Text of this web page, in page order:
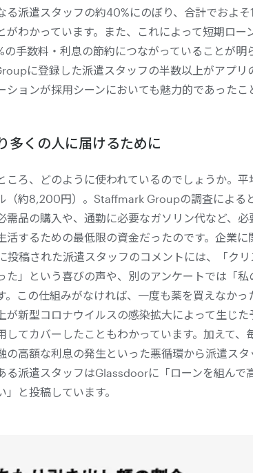
る派遣スタッフの約40%にのぼり、合計でおよ
がわかっています。また、これによって短期ロー
手数料・利息の節約につながっていることが明
に登録した派遣スタッフの半数以上がアプリ
ションが採用シーンにおいても魅力的であったこ
多くの人に届けるために
ころ、どのように使われているのでしょうか。
（約8,200円）。Staffmark Groupの調査による
需品の購入や、通勤に必要なガソリン代など、
活するための最低限の資金だったのです。企業
投稿された派遣スタッフのコメントには、「ク
た」という喜びの声や、別のアンケートでは「
。この仕組みがなければ、一度も薬を買えなか
が新型コロナウイルスの感染拡大によって生じ
してカバーしたこともわかっています。加えて、
の高額な利息の発生といった悪循環から派遣ス
る派遣スタッフはGlassdoorに「ローンを組んで
」と投稿しています。